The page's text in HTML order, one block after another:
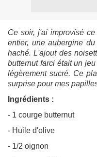
Ce soir, j'ai improvisé
entier, une aubergine
haché. L'ajout des
butternut farci était un
légèrement sucré. Ce
surprise pour mes
Ingrédients :
- 1 courge butternut
- Huile d'olive
- 1/2 oignon